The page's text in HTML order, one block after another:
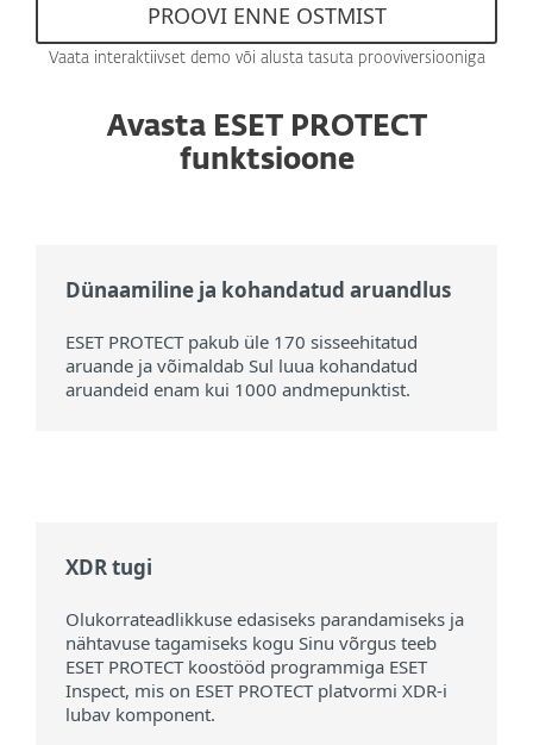
PROOVI ENNE OSTMIST
Vaata interaktiivset demo või alusta tasuta prooviversiooniga
Avasta ESET PROTECT
funktsioone
Dünaamiline ja kohandatud aruandlus
ESET PROTECT pakub üle 170 sisseehitatud
aruande ja võimaldab Sul luua kohandatud
aruandeid enam kui 1000 andmepunktist.
XDR tugi
Olukorrateadlikkuse edasiseks parandamiseks ja
nähtavuse tagamiseks kogu Sinu võrgus teeb
ESET PROTECT koostööd programmiga ESET
Inspect, mis on ESET PROTECT platvormi XDR-i
lubav komponent.